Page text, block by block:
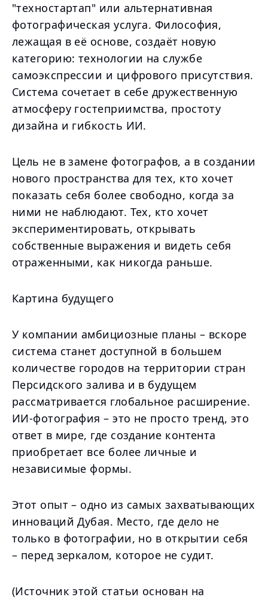
"техностартап" или альтернативная
фотографическая услуга. Философия,
лежащая в её основе, создаёт новую
категорию: технологии на службе
самоэкспрессии и цифрового присутствия.
Система сочетает в себе дружественную
атмосферу гостеприимства, простоту
дизайна и гибкость ИИ.
Цель не в замене фотографов, а в создании
нового пространства для тех, кто хочет
показать себя более свободно, когда за
ними не наблюдают. Тех, кто хочет
экспериментировать, открывать
собственные выражения и видеть себя
отраженными, как никогда раньше.
Картина будущего
У компании амбициозные планы – вскоре
система станет доступной в большем
количестве городов на территории стран
Персидского залива и в будущем
рассматривается глобальное расширение.
ИИ-фотография – это не просто тренд, это
ответ в мире, где создание контента
приобретает все более личные и
независимые формы.
Этот опыт – одно из самых захватывающих
инноваций Дубая. Место, где дело не
только в фотографии, но в открытии себя
– перед зеркалом, которое не судит.
(Источник этой статьи основан на